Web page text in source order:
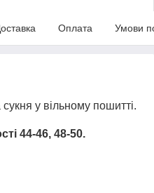
Оплата Умови
у вільному пошитті.
44-46, 48-50.